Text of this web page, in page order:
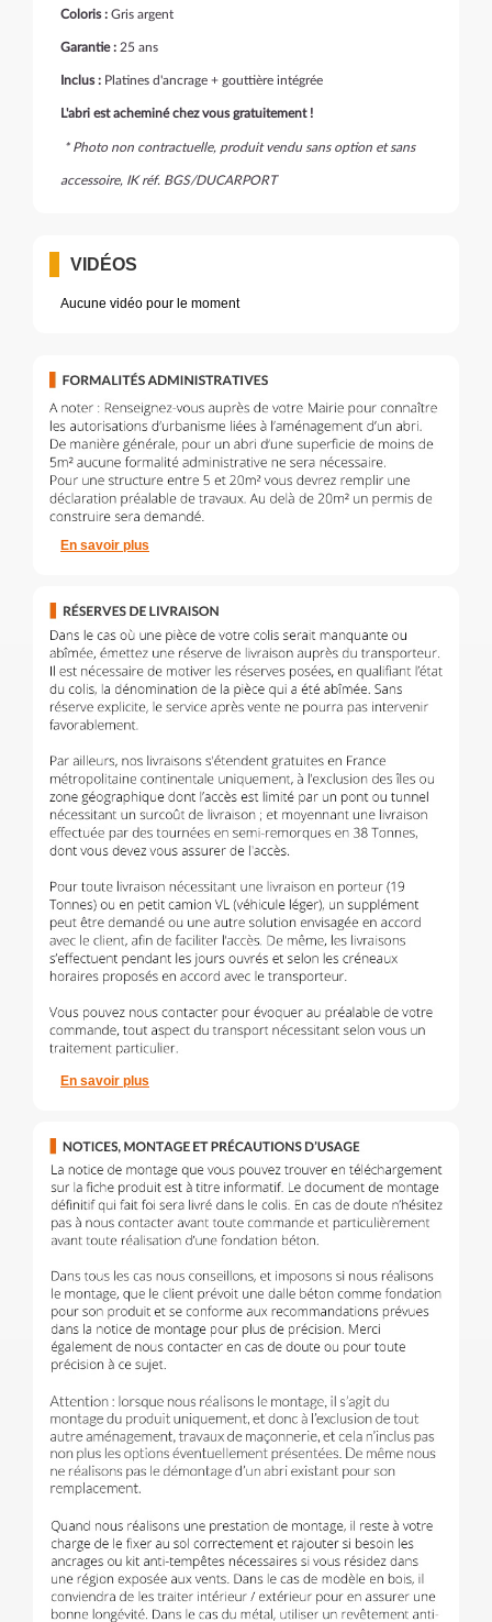
Coloris : Gris argent
Garantie : 25 ans
Inclus : Platines d'ancrage + gouttière intégrée
L'abri est acheminé chez vous gratuitement !
* Photo non contractuelle, produit vendu sans option et sans
accessoire, IK réf. BGS/DUCARPORT
VIDÉOS
Aucune vidéo pour le moment
En savoir plus
En savoir plus